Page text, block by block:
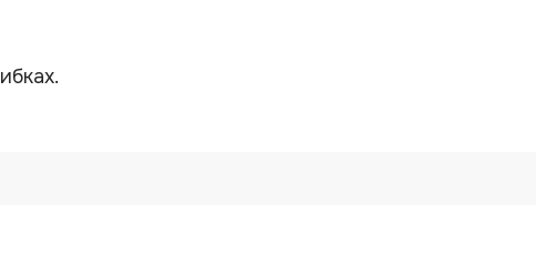
производства коробок крышка дно ZHONGKE ZK-5540C